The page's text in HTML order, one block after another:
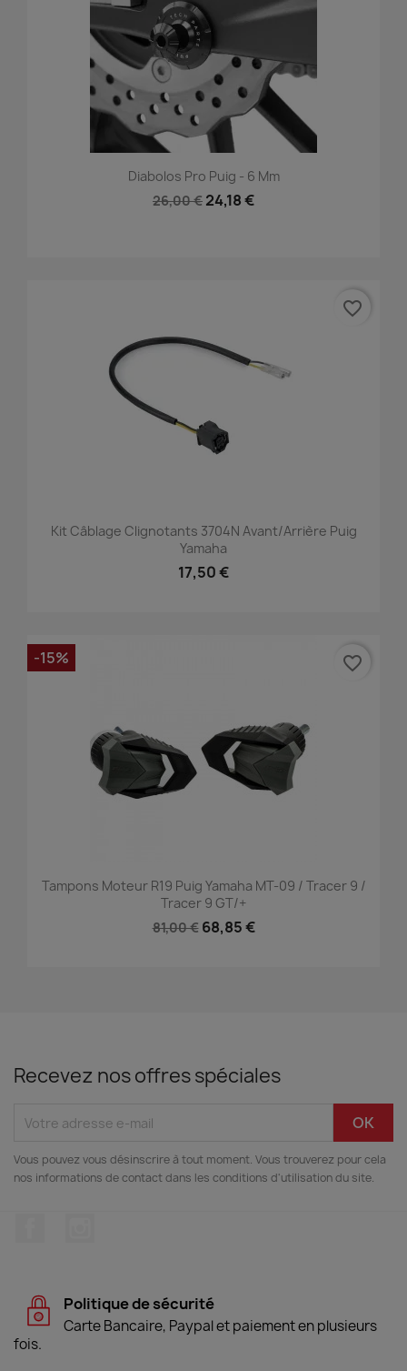
Diabolos Pro Puig - 6 Mm
26,00 € 24,18 €
Kit Câblage Clignotants 3704N Avant/arrière Puig
Yamaha
17,50 €
favorite_border
Tampons Moteur R19 Puig Yamaha MT-09 / Tracer 9 /
Tracer 9 GT/+
81,00 € 68,85 €
-15% favorite_border
Recevez nos offres spéciales
Vous pouvez vous désinscrire à tout moment. Vous trouverez pour cela
nos informations de contact dans les conditions d'utilisation du site.
Politique de sécurité
Carte Bancaire, Paypal et paiement en plusieurs
fois.